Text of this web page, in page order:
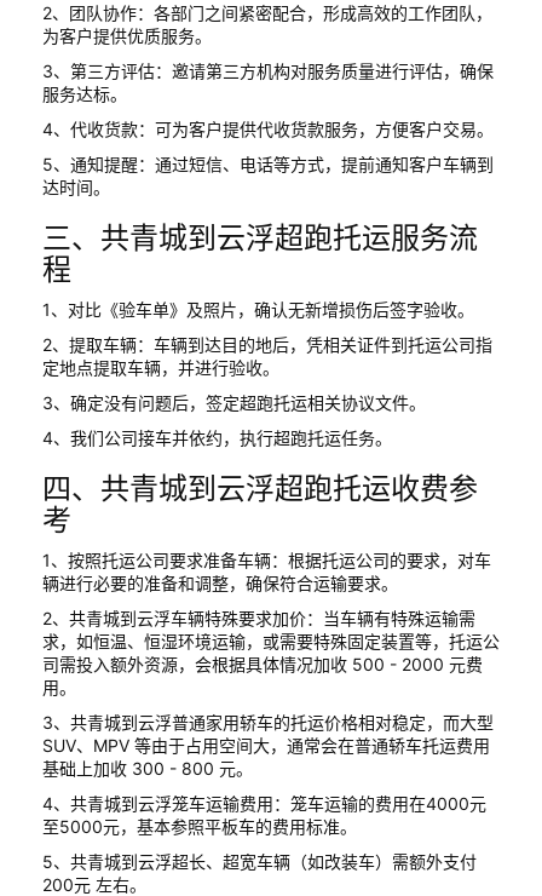
2、团队协作：各部门之间紧密配合，形成高效的工作团队，
为客户提供优质服务。
3、第三方评估：邀请第三方机构对服务质量进行评估，确保
服务达标。
4、代收货款：可为客户提供代收货款服务，方便客户交易。
5、通知提醒：通过短信、电话等方式，提前通知客户车辆到
达时间。
三、共青城到云浮超跑托运服务流
程
1、对比《验车单》及照片，确认无新增损伤后签字验收。
2、提取车辆：车辆到达目的地后，凭相关证件到托运公司指
定地点提取车辆，并进行验收。
3、确定没有问题后，签定超跑托运相关协议文件。
4、我们公司接车并依约，执行超跑托运任务。
四、共青城到云浮超跑托运收费参
考
1、按照托运公司要求准备车辆：根据托运公司的要求，对车
辆进行必要的准备和调整，确保符合运输要求。
2、共青城到云浮车辆特殊要求加价：当车辆有特殊运输需
求，如恒温、恒湿环境运输，或需要特殊固定装置等，托运公
司需投入额外资源，会根据具体情况加收 500 - 2000 元费
用。
3、共青城到云浮普通家用轿车的托运价格相对稳定，而大型
SUV、MPV 等由于占用空间大，通常会在普通轿车托运费用
基础上加收 300 - 800 元。
4、共青城到云浮笼车运输费用：笼车运输的费用在4000元
至5000元，基本参照平板车的费用标准。
5、共青城到云浮超长、超宽车辆（如改装车）需额外支付
200元 左右。